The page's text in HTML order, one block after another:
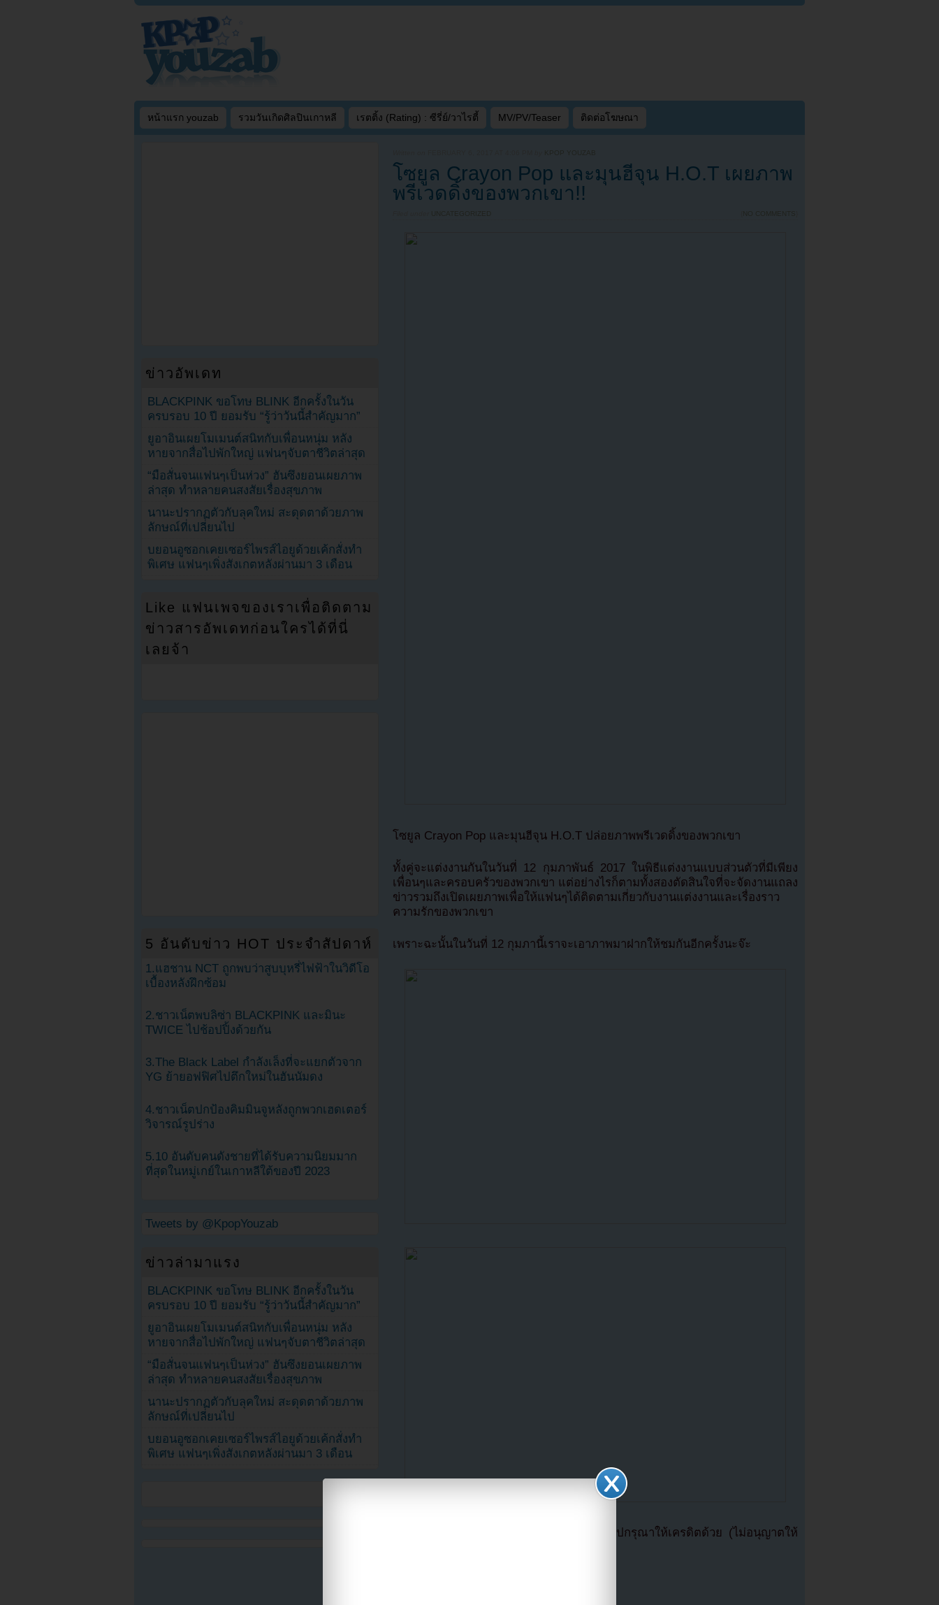
หน้าแรก youzab รวมวันเกิดศิลปินเกาหลี เรตติ้ง (Rating) : ซีรี่ย์/วาไรตี้ MV/PV/Teaser ติดต่อโฆษณา
KPOP YOUZAB
โซยูล Crayon Pop และมุนฮีจุน H.O.T เผยภาพ
พรีเวดดิ้งของพวกเขา!!
UNCATEGORIZED NO COMMENTS
โซยูล Crayon Pop และมุนฮีจุน H.O.T ปล่อยภาพพรีเวดดิ้งของพวกเขา
ทั้งคู่จะแต่งงานกันในวันที่ 12 กุมภาพันธ์ 2017 ในพิธีแต่งงานแบบส่วนตัวที่มีเพียง
เพื่อนๆและครอบครัวของพวกเขา แต่อย่างไรก็ตามทั้งสองตัดสินใจที่จะจัดงานแถลง
ข่าวรวมถึงเปิดเผยภาพเพื่อให้แฟนๆได้ติดตามเกี่ยวกับงานแต่งงานและเรื่องราว
ความรักของพวกเขา
เพราะฉะนั้นในวันที่ 12 กุมภานี้เราจะเอาภาพมาฝากให้ชมกันอีกครั้งนะจ๊ะ
หากนำออกไปกรุณาให้เครดิตด้วย (ไม่อนุญาตให้
ข่าวอัพเดท
BLACKPINK ขอโทษ BLINK อีกครั้งในวัน
ครบรอบ 10 ปี ยอมรับ “รู้ว่าวันนี้สำคัญมาก”
ยูอาอินเผยโมเมนต์สนิทกับเพื่อนหนุ่ม หลัง
หายจากสื่อไปพักใหญ่ แฟนๆจับตาชีวิตล่าสุด
“มือสั่นจนแฟนๆเป็นห่วง” ฮันซึงยอนเผยภาพ
ล่าสุด ทำหลายคนสงสัยเรื่องสุขภาพ
นานะปรากฏตัวกับลุคใหม่ สะดุดตาด้วยภาพ
ลักษณ์ที่เปลี่ยนไป
บยอนอูซอกเคยเซอร์ไพรส์ไอยูด้วยเค้กสั่งทำ
พิเศษ แฟนๆเพิ่งสังเกตหลังผ่านมา 3 เดือน
Like แฟนเพจของเราเพื่อติดตาม
ข่าวสารอัพเดทก่อนใครได้ที่นี่
เลยจ้า
5 อันดับข่าว HOT ประจำสัปดาห์
1.แฮชาน NCT ถูกพบว่าสูบบุหรี่ไฟฟ้าในวิดีโอ
เบื้องหลังฝึกซ้อม
2.ชาวเน็ตพบลิซ่า BLACKPINK และมินะ
TWICE ไปช้อปปิ้งด้วยกัน
3.The Black Label กำลังเล็งที่จะแยกตัวจาก
YG ย้ายอฟฟิศไปตึกใหม่ในฮันนัมดง
4.ชาวเน็ตปกป้องคิมมินจูหลังถูกพวกเฮดเตอร์
วิจารณ์รูปร่าง
5.10 อันดับคนดังชายที่ได้รับความนิยมมาก
ที่สุดในหมู่เกย์ในเกาหลีใต้ของปี 2023
Tweets by @KpopYouzab
ข่าวล่ามาแรง
BLACKPINK ขอโทษ BLINK อีกครั้งในวัน
ครบรอบ 10 ปี ยอมรับ “รู้ว่าวันนี้สำคัญมาก”
ยูอาอินเผยโมเมนต์สนิทกับเพื่อนหนุ่ม หลัง
หายจากสื่อไปพักใหญ่ แฟนๆจับตาชีวิตล่าสุด
“มือสั่นจนแฟนๆเป็นห่วง” ฮันซึงยอนเผยภาพ
ล่าสุด ทำหลายคนสงสัยเรื่องสุขภาพ
นานะปรากฏตัวกับลุคใหม่ สะดุดตาด้วยภาพ
ลักษณ์ที่เปลี่ยนไป
บยอนอูซอกเคยเซอร์ไพรส์ไอยูด้วยเค้กสั่งทำ
พิเศษ แฟนๆเพิ่งสังเกตหลังผ่านมา 3 เดือน